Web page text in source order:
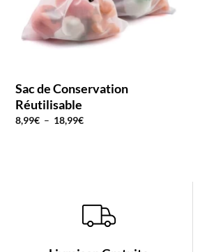
Sac de Conservation
Réutilisable
8,99€ – 18,99€Plage